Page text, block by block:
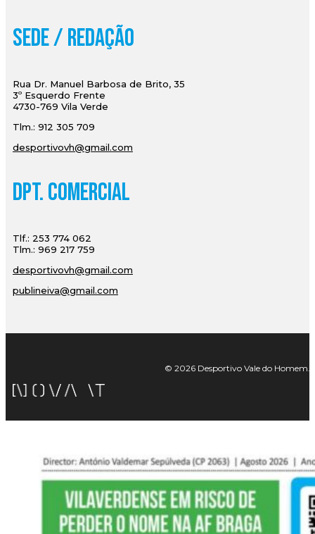
Sede / Redação
Rua Dr. Manuel Barbosa de Brito, 35
3º Esquerdo Frente
4730-769 Vila Verde
Tlm.: 912 305 709
desportivovh@gmail.com
Dpt. Comercial
Tlf.: 253 774 062
Tlm.: 969 217 759
desportivovh@gmail.com
publineiva@gmail.com
© 2026 Desportivo Vale do Homem.